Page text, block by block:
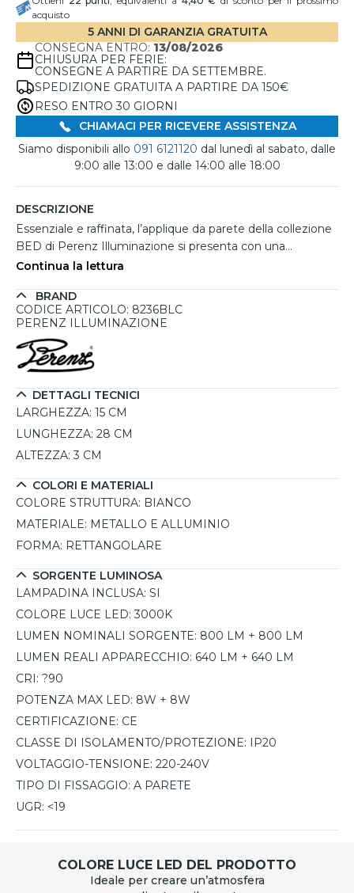
acquisto
5 ANNI DI GARANZIA GRATUITA
CONSEGNA ENTRO: 13/08/2026
CHIUSURA PER FERIE:
CONSEGNE A PARTIRE DA SETTEMBRE.
SPEDIZIONE GRATUITA A PARTIRE DA 150€
RESO ENTRO 30 GIORNI
CHIAMACI PER RICEVERE ASSISTENZA
Siamo disponibili allo 091 6121120 dal lunedì al sabato, dalle
9:00 alle 13:00 e dalle 14:00 alle 18:00
DESCRIZIONE
Essenziale e raffinata, l’applique da parete della collezione
BED di Perenz Illuminazione si presenta con una
silhouette moderna a forma di mensola, ideale per
doppia emissione luminosa, diffonde luce sia verso l’alto
che verso il basso, creando un’atmosfera calda e
polvere è abbinata a diffusori con riflettori
antiabbagliamento, garantendo comfort visivo con un
valore UGR<19. La luce LED integrata da 8W + 8W, con
tonalità calda a 3000K e CRI elevato (?90), offre
prestazioni elevate in termini di resa cromatica e durata,
rendendola una scelta funzionale e decorativa.
Continua la lettura
BRAND
CODICE ARTICOLO: 8236BLC
PERENZ ILLUMINAZIONE
DETTAGLI TECNICI
LARGHEZZA: 15 CM
LUNGHEZZA: 28 CM
ALTEZZA: 3 CM
COLORI E MATERIALI
COLORE STRUTTURA: BIANCO
MATERIALE: METALLO E ALLUMINIO
FORMA: RETTANGOLARE
SORGENTE LUMINOSA
LAMPADINA INCLUSA: SI
COLORE LUCE LED: 3000K
LUMEN NOMINALI SORGENTE: 800 LM + 800 LM
LUMEN REALI APPARECCHIO: 640 LM + 640 LM
CRI: ?90
POTENZA MAX LED: 8W + 8W
CERTIFICAZIONE: CE
CLASSE DI ISOLAMENTO/PROTEZIONE: IP20
VOLTAGGIO-TENSIONE: 220-240V
TIPO DI FISSAGGIO: A PARETE
UGR: <19
COLORE LUCE LED DEL PRODOTTO
Ideale per creare un’atmosfera